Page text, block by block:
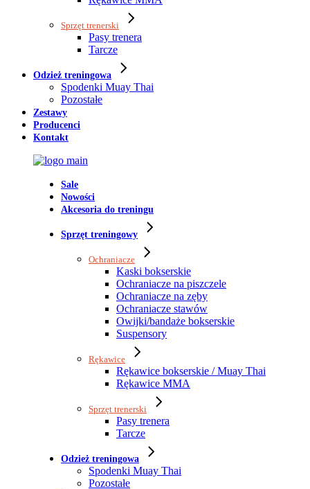
Sprzęt trenerski
Pasy trenera
Tarcze
Odzież treningowa
Spodenki Muay Thai
Pozostałe
Zestawy
Producenci
Kontakt
Sale
Nowości
Akcesoria do treningu
Sprzęt treningowy
Ochraniacze
Kaski bokserskie
Ochraniacze na piszczele
Ochraniacze na zęby
Ochraniacze stawów
Owijki/bandaże bokserskie
Suspensory
Rękawice
Rękawice bokserskie / Muay Thai
Rękawice MMA
Sprzęt trenerski
Pasy trenera
Tarcze
Odzież treningowa
Spodenki Muay Thai
Pozostałe